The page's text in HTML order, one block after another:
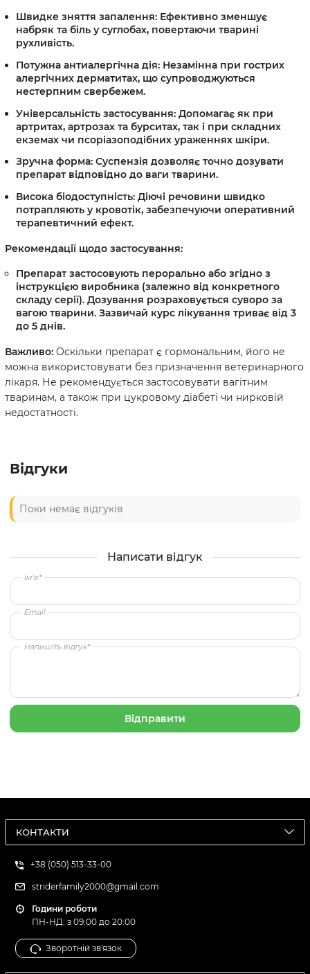
Швидке зняття запалення: Ефективно зменшує
набряк та біль у суглобах, повертаючи тварині
рухливість.
Потужна антиалергічна дія: Незамінна при гострих
алергічних дерматитах, що супроводжуються
нестерпним свербежем.
Універсальність застосування: Допомагає як при
артритах, артрозах та бурситах, так і при складних
екземах чи псоріазоподібних ураженнях шкіри.
Зручна форма: Суспензія дозволяє точно дозувати
препарат відповідно до ваги тварини.
Висока біодоступність: Діючі речовини швидко
потрапляють у кровотік, забезпечуючи оперативний
терапевтичний ефект.
Рекомендації щодо застосування:
Препарат застосовують перорально або згідно з
інструкцією виробника (залежно від конкретного
складу серії). Дозування розраховується суворо за
вагою тварини. Зазвичай курс лікування триває від 3
до 5 днів.
Важливо: Оскільки препарат є гормональним, його не
можна використовувати без призначення ветеринарного
лікаря. Не рекомендується застосовувати вагітним
тваринам, а також при цукровому діабеті чи нирковій
недостатності.
Відгуки
Поки немає відгуків
Написати відгук
Ім'я*
Email
Напишіть відгук*
КОНТАКТИ
+38 (050) 513-33-00
striderfamily2000@gmail.com
Години роботи
ПН-НД: з 09:00 до 20:00
Зворотній зв'язок